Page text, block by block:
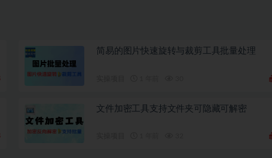
简易的图片快速旋转与裁剪工具批量处理
文件加密工具支持文件夹可隐藏可解密